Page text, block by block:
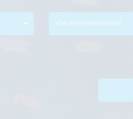
Všechny nemovitosti